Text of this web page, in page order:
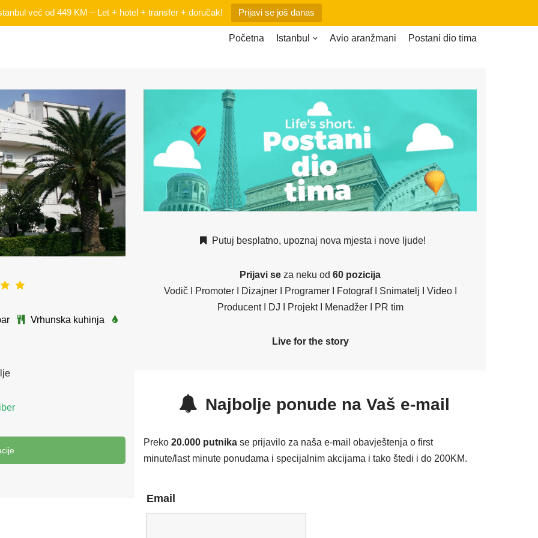
već od 449 KM – Let + hotel + transfer + doručak! Prijavi se još danas
Početna Istanbul Avio aranžmani Postani dio tima
Vrhunska kuhinja
Putuj besplatno, upoznaj nova mjesta i nove ljude!
Prijavi se za neku od 60 pozicija
Vodič I Promoter I Dizajner I Programer I Fotograf I Snimatelj I Video I
Producent I DJ I Projekt I Menadžer I PR tim
Live for the story
Najbolje ponude na Vaš e-mail
Preko 20.000 putnika se prijavilo za naša e-mail obavještenja o first
minute/last minute ponudama i specijalnim akcijama i tako štedi i do 200KM.
Email